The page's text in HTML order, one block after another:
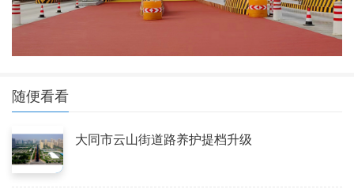
随便看看
大同市云山街道路养护提档升级